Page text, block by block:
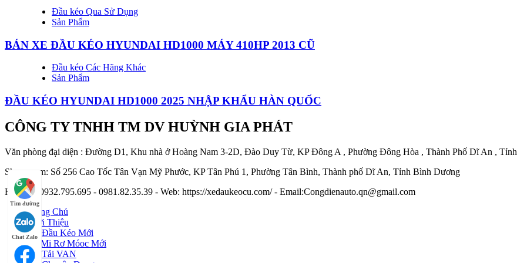
Đầu kéo Qua Sử Dụng
Sản Phẩm
BÁN XE ĐẦU KÉO HYUNDAI HD1000 MÁY 410HP 2013 CŨ
Đầu kéo Các Hãng Khác
Sản Phẩm
ĐẦU KÉO HYUNDAI HD1000 2025 NHẬP KHẨU HÀN QUỐC
CÔNG TY TNHH TM DV HUỲNH GIA PHÁT
Văn phòng đại diện : Đường D1, Khu nhà ở Hoàng Nam 3-2D, Đào Duy Từ, KP Đông A , Phường Đông Hòa , Thành Phố Dĩ An ,
Showroom: Số 256 Cao Tốc Tân Vạn Mỹ Phước, KP Tân Phú 1, Phường Tân Bình, Thành phố Dĩ An, Tỉnh Bình Dương
Hotline : 0932.795.695 - 0981.82.35.39 - Web: https://xedaukeocu.com/ - Email:Congdienauto.qn@gmail.com
Tìm đường
Chat Zalo
Trang Chủ
Giới Thiệu
Xe Đầu Kéo Mới
Sơ Mi Rơ Móoc Mới
Xe Tải VAN